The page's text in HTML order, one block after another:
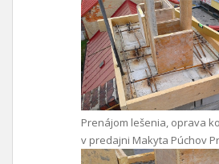
Prenájom lešenia, oprava
v predajni Makyta Púchov